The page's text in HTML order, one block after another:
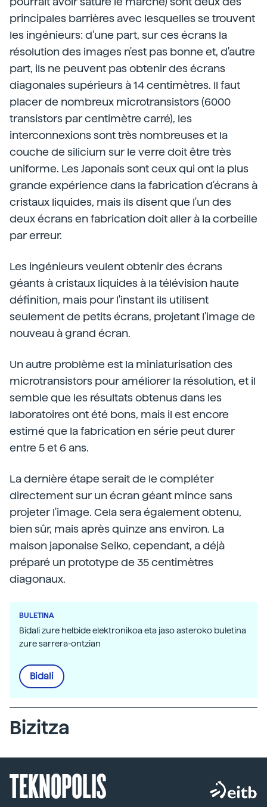
principales barrières avec lesquelles se trouvent
les ingénieurs: d'une part, sur ces écrans la
résolution des images n'est pas bonne et, d'autre
part, ils ne peuvent pas obtenir des écrans
diagonales supérieurs à 14 centimètres. Il faut
placer de nombreux microtransistors (6000
transistors par centimètre carré), les
interconnexions sont très nombreuses et la
couche de silicium sur le verre doit être très
uniforme. Les Japonais sont ceux qui ont la plus
grande expérience dans la fabrication d'écrans à
cristaux liquides, mais ils disent que l'un des
deux écrans en fabrication doit aller à la corbeille
par erreur.
Les ingénieurs veulent obtenir des écrans
géants à cristaux liquides à la télévision haute
définition, mais pour l'instant ils utilisent
seulement de petits écrans, projetant l'image de
nouveau à grand écran.
Un autre problème est la miniaturisation des
microtransistors pour améliorer la résolution, et il
semble que les résultats obtenus dans les
laboratoires ont été bons, mais il est encore
estimé que la fabrication en série peut durer
entre 5 et 6 ans.
La dernière étape serait de le compléter
directement sur un écran géant mince sans
projeter l'image. Cela sera également obtenu,
bien sûr, mais après quinze ans environ. La
maison japonaise Seiko, cependant, a déjà
préparé un prototype de 35 centimètres
diagonaux.
BULETINA
Bidali zure helbide elektronikoa eta jaso asteroko buletina
zure sarrera-ontzian
Bidali
Bizitza
TEKNOPOLIS